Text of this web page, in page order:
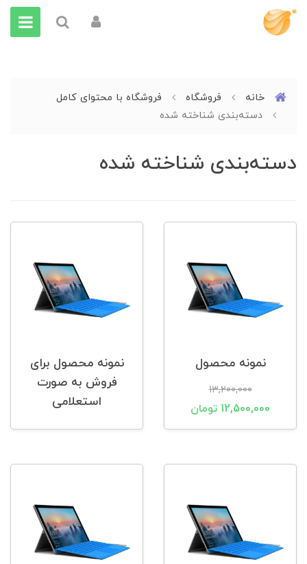
خانه فروشگاه
فروشگاه با محتوای کامل
دسته‌بندی شناخته شده
دسته‌بندی شناخته شده
نمونه محصول
13,200,000
12,500,000 تومان
نمونه محصول برای
فروش به صورت
استعلامی